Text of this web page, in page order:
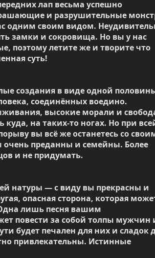
лап весьма успешно
и разрушительные
одним своим видом.
замки и сокровища. Но вы у нас
поэтому летите же и творите что
суть!
создания в виде одной
соединённых воедино.
высокие морали и
куда, на таких-то ногах. Но при
вы всё же останетесь со
очень преданны и семейны. Более
и не придумать.
натуры — с виду вы прекрасны и
опасная сторона, которая
лишь песня вашим
повести за собой толпы мужчин
будет печален для них и сладок
привлекательны. Истинные